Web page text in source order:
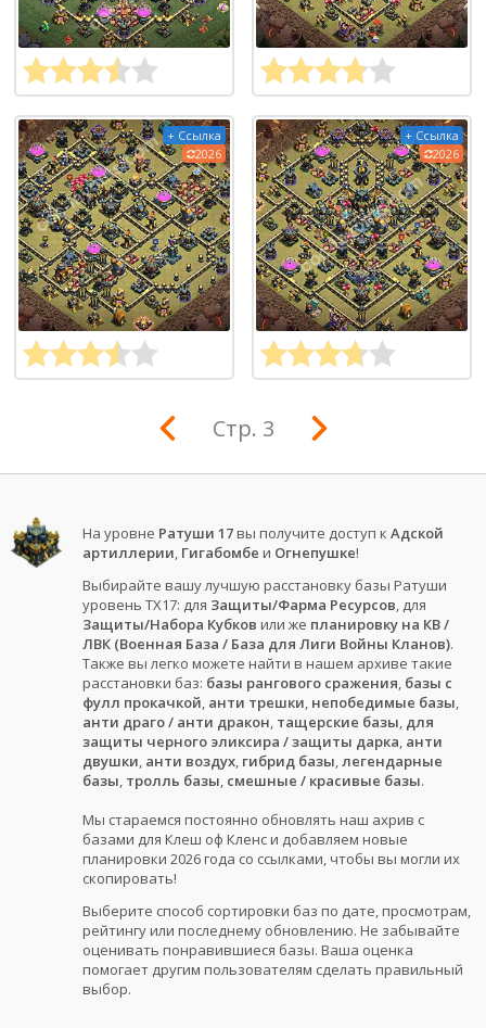
+ Ссылка
2026
+ Ссылка
2026
Стр. 3
На уровне Ратуши 17вы получите доступ кАдской
артиллерии, Гигабомбе и Огнепушке!
Выбирайте вашу лучшую расстановку базы Ратуши
уровень ТХ17: для Защиты/Фарма Ресурсов, для
Защиты/Набора Кубков или же планировку на КВ /
ЛВК (Военная База / База для Лиги Войны Кланов).
Также вы легко можете найти в нашем архиве такие
расстановки баз: базы рангового сражения, базы с
фулл прокачкой, анти трешки, непобедимые базы,
анти драго / анти дракон, тащерские базы, для
защиты черного эликсира / защиты дарка, анти
двушки, анти воздух, гибрид базы,легендарные
базы, тролль базы, смешные / красивые базы.
Мы стараемся постоянно обновлять наш ахрив с
базами для Клеш оф Кленс и добавляем новые
планировки 2026 года со ссылками, чтобы вы могли их
скопировать!
Выберите способ сортировки баз по дате, просмотрам,
рейтингу или последнему обновлению. Не забывайте
оценивать понравившиеся базы. Ваша оценка
помогает другим пользователям сделать правильный
выбор.